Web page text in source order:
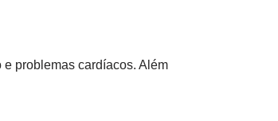
problemas cardíacos. Além